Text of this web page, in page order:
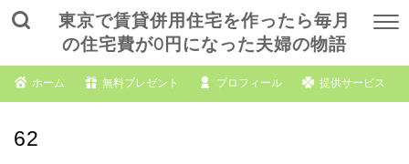
東京で賃貸併用住宅を作ったら毎月
の住宅費が0円になった夫婦の物語
ホーム 無料プレゼント プロフィール 提供サービス
62